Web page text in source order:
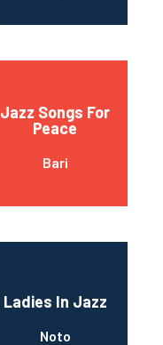
Jazz Songs For
Peace
Bari
Ladies In Jazz
Noto